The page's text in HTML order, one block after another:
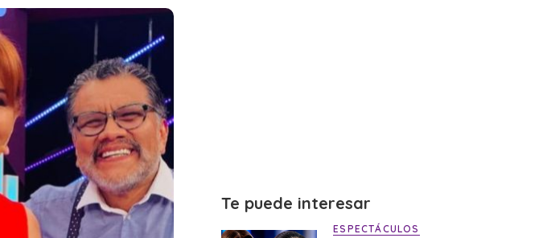
Te puede interesar
ESPECTÁCULOS